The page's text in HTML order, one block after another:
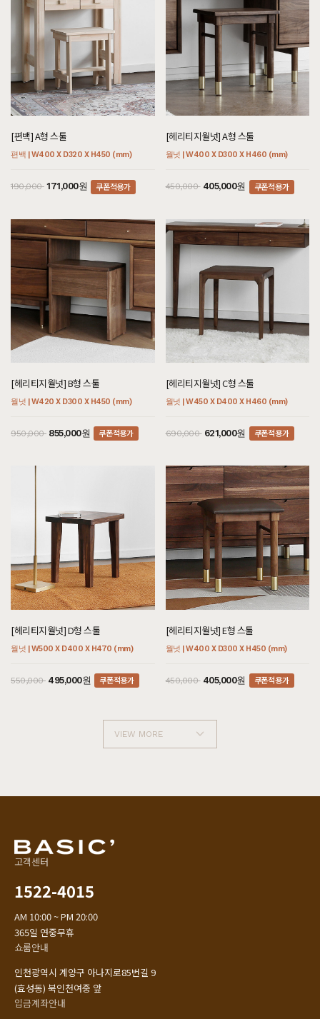
[편백] A형 스툴
편백 | W400 X D320 X H450 (mm)
190,000 171,000원 쿠폰적용가
[헤리티지월넛] A형 스툴
월넛 | W400 X D300 X H460 (mm)
450,000 405,000원 쿠폰적용가
[헤리티지월넛] B형 스툴
월넛 | W420 X D300 X H450 (mm)
950,000 855,000원 쿠폰적용가
[헤리티지월넛] C형 스툴
월넛 | W450 X D400 X H460 (mm)
690,000 621,000원 쿠폰적용가
[헤리티지월넛] D형 스툴
월넛 | W500 X D400 X H470 (mm)
550,000 495,000원 쿠폰적용가
[헤리티지월넛] E형 스툴
월넛 | W400 X D300 X H450 (mm)
450,000 405,000원 쿠폰적용가
VIEW MORE
고객센터
1522-4015
AM 10:00 ~ PM 20:00
365일 연중무휴
쇼룸안내
인천광역시 계양구 아나지로85번길 9
(효성동) 북인천여중 앞
입금계좌안내